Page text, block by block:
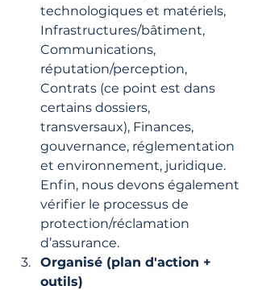
technologiques et matériels,
Infrastructures/bâtiment,
Communications,
réputation/perception,
Contrats (ce point est dans
certains dossiers,
transversaux), Finances,
gouvernance, réglementation
et environnement, juridique.
Enfin, nous devons également
vérifier le processus de
protection/réclamation
d’assurance.
Organisé (plan d'action +
outils)